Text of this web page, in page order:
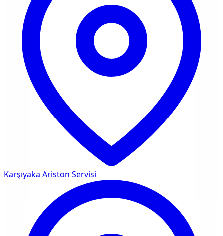
Karşıyaka Ariston Servisi